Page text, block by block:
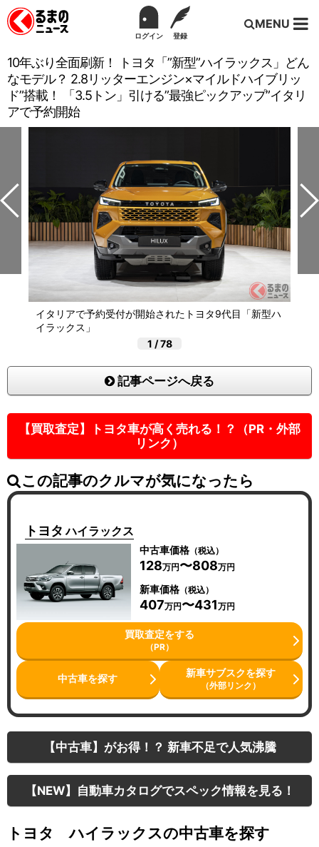
ログイン 登録
MENU
10年ぶり全面刷新！ トヨタ「”新型”ハイラックス」どん
なモデル？ 2.8リッターエンジン×マイルドハイブリッ
ド”搭載！ 「3.5トン」引ける”最強ピックアップ”イタリ
アで予約開始
イタリアで予約受付が開始されたトヨタ9代目「新型ハ
イラックス」
1 /78
記事ページへ戻る
【買取査定】トヨタ車が高く売れる！？（PR・外部
リンク）
この記事のクルマが気になったら
トヨタ ハイラックス
中古車価格（税込）
128万円〜808万円
新車価格（税込）
407万円〜431万円
買取査定をする
（PR）
中古車を探す 新車サブスクを探す
（外部リンク）
【中古車】がお得！？ 新車不足で人気沸騰
【NEW】自動車カタログでスペック情報を見る！
トヨタ ハイラックスの中古車を探す